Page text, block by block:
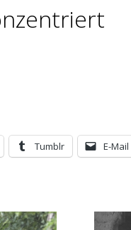
Tumblr E-Mail